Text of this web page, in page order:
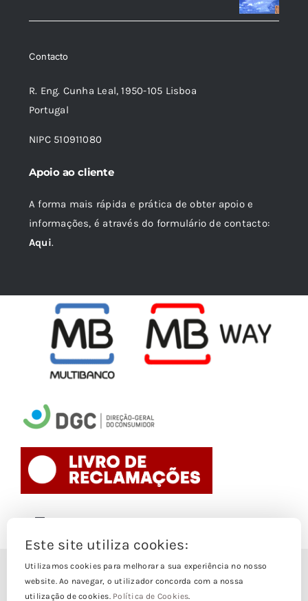
era:
é:
Contacto
R. Eng. Cunha Leal, 1950-105 Lisboa
Portugal
NIPC 510911080
Apoio ao cliente
A forma mais rápida e prática de obter apoio e
informações, é através do formulário de contacto:
Aqui.
Navigation
© Copyright 1988- 2026
Este site utiliza cookies:
Utilizamos cookies para melhorar a sua experiência no nosso
website. Ao navegar, o utilizador concorda com a nossa
utilização de cookies. Política de Cookies.